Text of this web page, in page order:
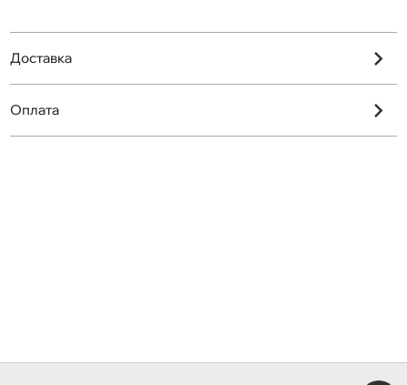
Доставка
Оплата